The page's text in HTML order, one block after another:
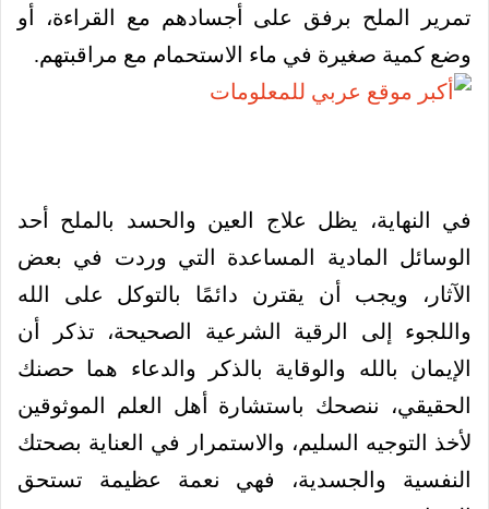
تمرير الملح برفق على أجسادهم مع القراءة، أو
وضع كمية صغيرة في ماء الاستحمام مع مراقبتهم.
في النهاية، يظل علاج العين والحسد بالملح أحد
الوسائل المادية المساعدة التي وردت في بعض
الآثار، ويجب أن يقترن دائمًا بالتوكل على الله
واللجوء إلى الرقية الشرعية الصحيحة، تذكر أن
الإيمان بالله والوقاية بالذكر والدعاء هما حصنك
الحقيقي، ننصحك باستشارة أهل العلم الموثوقين
لأخذ التوجيه السليم، والاستمرار في العناية بصحتك
النفسية والجسدية، فهي نعمة عظيمة تستحق